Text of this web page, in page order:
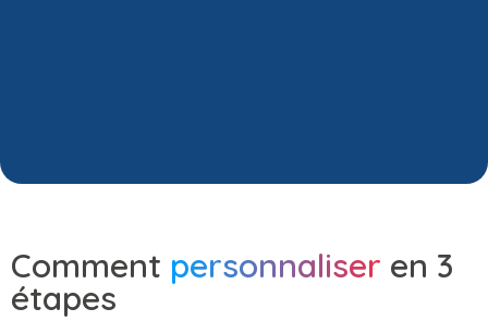
Comment personnaliser en 3
étapes